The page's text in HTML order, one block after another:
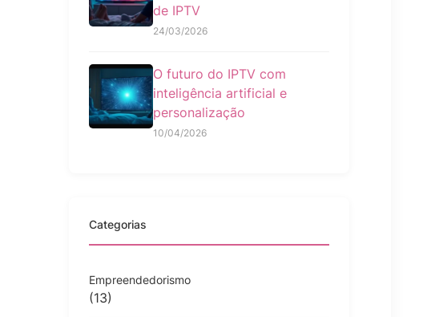
de IPTV
24/03/2026
O futuro do IPTV com
inteligência artificial e
personalização
10/04/2026
Categorias
Empreendedorismo
(13)